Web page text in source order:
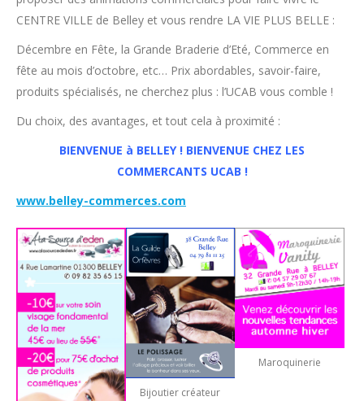
CENTRE VILLE de Belley et vous rendre LA VIE PLUS BELLE :
Décembre en Fête, la Grande Braderie d’Eté, Commerce en
fête au mois d’octobre, etc… Prix abordables, savoir-faire,
produits spécialisés, ne cherchez plus : l’UCAB vous comble !
Du choix, des avantages, et tout cela à proximité :
BIENVENUE à BELLEY ! BIENVENUE CHEZ LES
COMMERCANTS UCAB !
www.belley-commerces.com
Bijoutier créateur
Maroquinerie